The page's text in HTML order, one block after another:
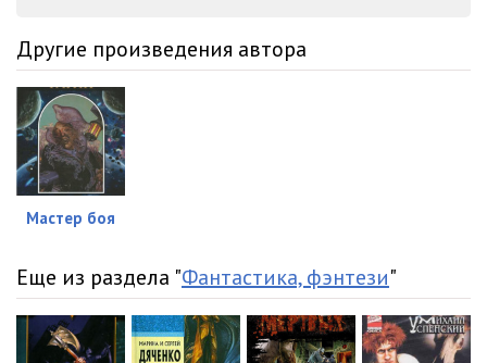
20.Кристофер Раули - Боевая форма 12:00
21.Кристофер Раули - Боевая форма
22.Кристофер Раули - Боевая форма
23.Кристофер Раули - Боевая форма
25.Кристофер Раули - Боевая форма
26.Кристофер Раули - Боевая форма 21:51
Другие произведения автора
Мастер боя
Еще из раздела "Фантастика, фэнтези"